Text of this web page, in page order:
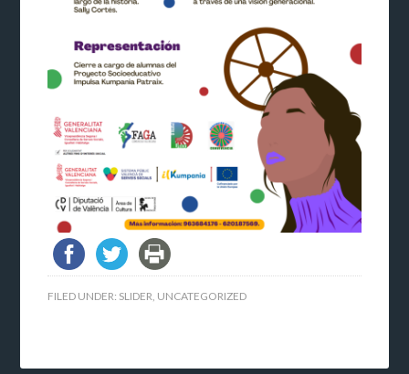
FILED UNDER: SLIDER, UNCATEGORIZED